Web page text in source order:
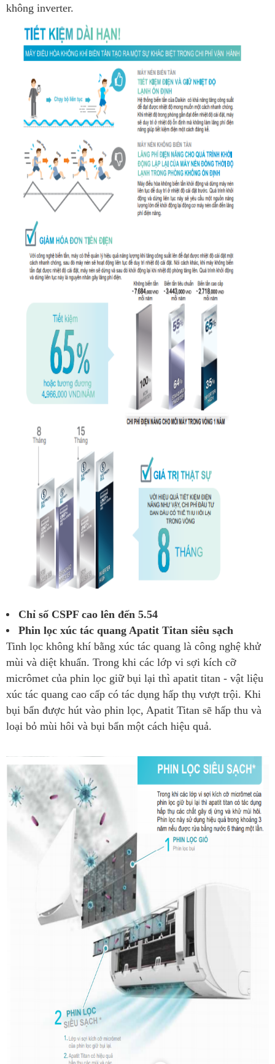
không inverter.
Chỉ số CSPF cao lên đến 5.54
Phin lọc xúc tác quang Apatit Titan siêu sạch
Tinh lọc không khí bằng xúc tác quang là công nghệ khử
mùi và diệt khuẩn. Trong khi các lớp vi sợi kích cỡ
micrômet của phin lọc giữ bụi lại thì apatit titan - vật liệu
xúc tác quang cao cấp có tác dụng hấp thụ vượt trội. Khi
bụi bẩn được hút vào phin lọc, Apatit Titan sẽ hấp thu và
loại bỏ mùi hôi và bụi bẩn một cách hiệu quả.